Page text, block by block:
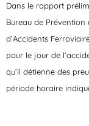
Dans le rapport
Bureau de Prévention
d’Accidents
pour le jour de
qu’il détienne des
période horaire